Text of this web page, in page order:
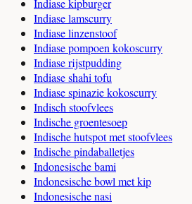
Indiase kipburger
Indiase lamscurry
Indiase linzenstoof
Indiase pompoen kokoscurry
Indiase rijstpudding
Indiase shahi tofu
Indiase spinazie kokoscurry
Indisch stoofvlees
Indische groentesoep
Indische hutspot met stoofvlees
Indische pindaballetjes
Indonesische bami
Indonesische bowl met kip
Indonesische nasi